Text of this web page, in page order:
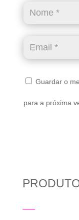
Guardar o
para a próxima